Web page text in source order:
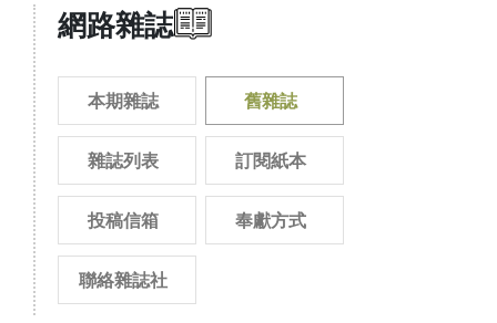
網路雜誌
本期雜誌 舊雜誌
雜誌列表 訂閱紙本
投稿信箱 奉獻方式
聯絡雜誌社